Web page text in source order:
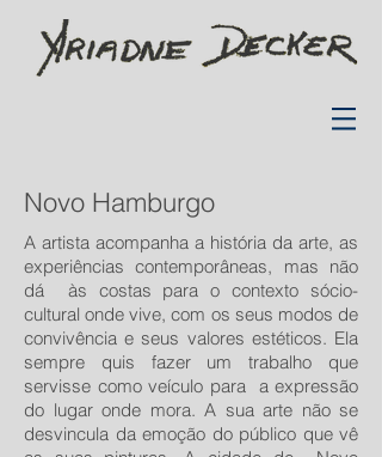
Novo Hamburgo
A artista acompanha a história da arte, as
experiências contemporâneas, mas não
dá às costas para o contexto sócio-
cultural onde vive, com os seus modos de
convivência e seus valores estéticos. Ela
sempre quis fazer um trabalho que
servisse como veículo para a expressão
do lugar onde mora. A sua arte não se
desvincula da emoção do público que vê